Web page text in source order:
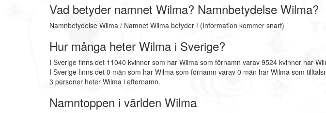
Vad betyder namnet Wilma? Namnbetydelse Wilma?
Namnbetydelse Wilma / Namnet Wilma betyder ! (Information kommer snart)
Hur många heter Wilma i Sverige?
I Sverige finns det 11040 kvinnor som har Wilma som förnamn varav 9524 kvinnor har
I Sverige finns det 0 män som har Wilma som förnamn varav 0 män har Wilma som
3 personer heter Wilma i efternamn.
Namntoppen i världen Wilma